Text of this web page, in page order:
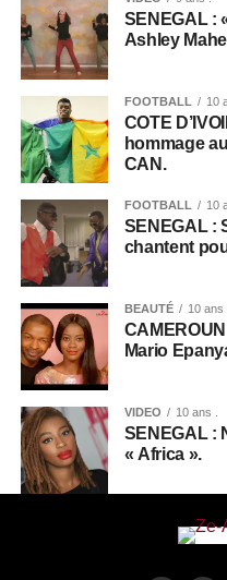
SENEGAL :
Ashley
FOOTBALL 10
COTE
hommage
CAN.
FOOTBALL 10
SENEGAL :
chantent
BEAUTÉ 10 ans .
Mario
VIDEO 10 ans .
SENEGAL :
« Africa ».